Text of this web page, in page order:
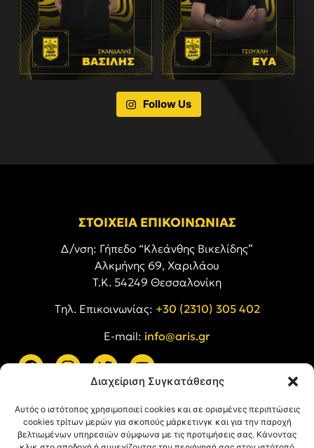
Διαχείριση Συγκατάθεσης
Αυτός ο ιστότοπος χρησιμοποιεί cookies και σε ορισμένες περιπτώσεις
cookies τρίτων μερών για σκοπούς μάρκετινγκ και για την παροχή
βελτιωμένων υπηρεσιών σύμφωνα με τις προτιμήσεις σας. Κάνοντας
Follow Us
ΣΤΟΙΧΕΙΑ ΕΠΙΚΟΙΝΩΝΙΑΣ
Δ/νση: Γήπεδο “Κλεάνθης Βικελίδης”
Αλκμήνης 69, Χαριλάου
Τ.Κ. 54249 Θεσσαλονίκη
Tηλ. Επικοινωνίας: +30 (2310) 305 402
E-mail: info@aris.gr